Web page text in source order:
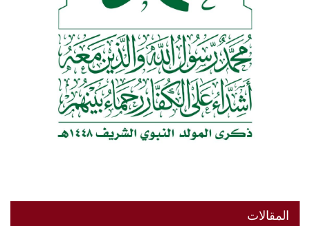
المقالات